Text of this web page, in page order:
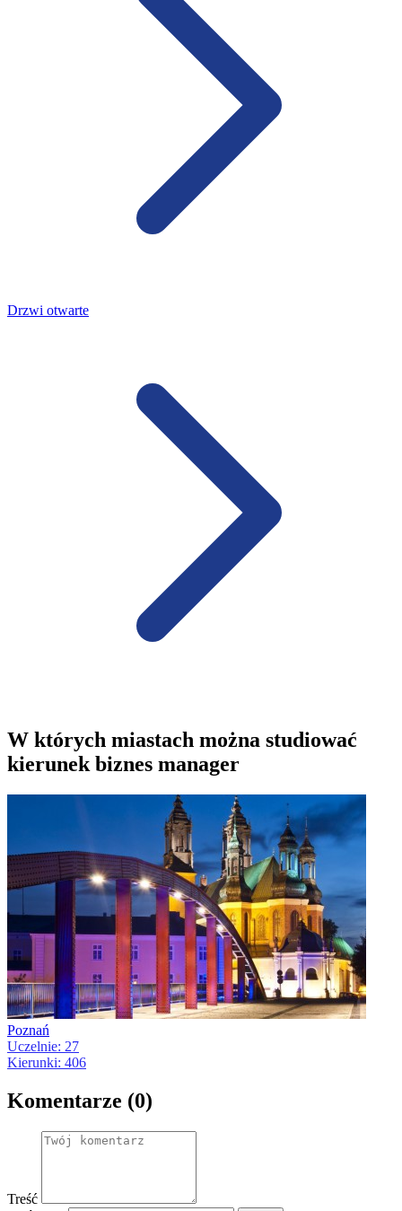
Drzwi otwarte
W których miastach można studiować
kierunek biznes manager
Poznań
Uczelnie: 27
Kierunki: 406
Komentarze (0)
Treść